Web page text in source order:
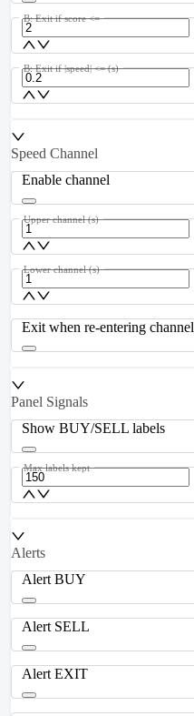
B: Exit if score <=
B: Exit if |speed| <= (s)
Speed Channel
Enable channel
Upper channel (s)
Lower channel (s)
Exit when re-entering channel
Panel Signals
Show BUY/SELL labels
Max labels kept
Alerts
Alert BUY
Alert SELL
Alert EXIT